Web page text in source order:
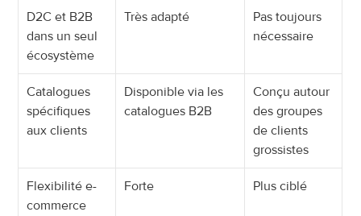
D2C et B2B
dans un seul
écosystème
Très adapté
Pas toujours
nécessaire
Catalogues
spécifiques
aux clients
Disponible via les
catalogues B2B
Conçu autour
des groupes
de clients
grossistes
Flexibilité e-
commerce
Forte Plus ciblé